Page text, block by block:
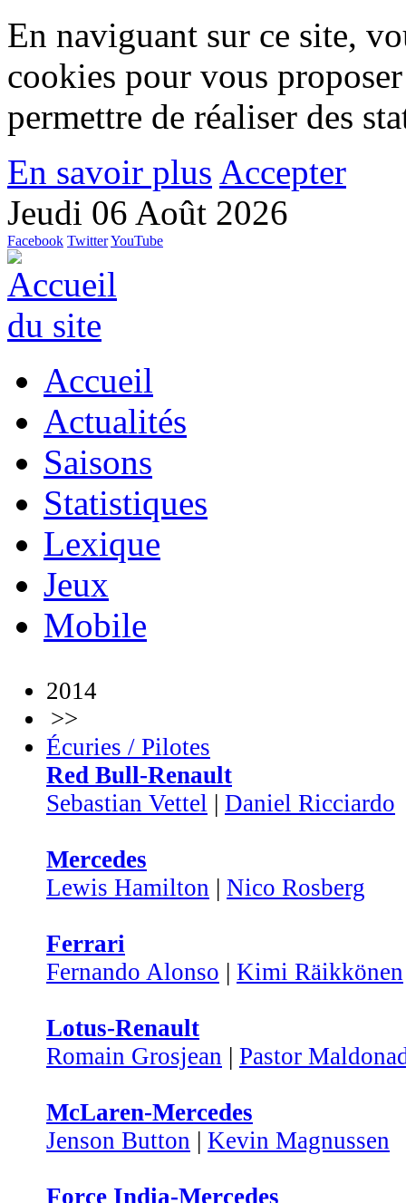
En naviguant sur ce site,
cookies pour vous
permettre de réaliser des
En savoir plus Accepter
Jeudi 06 Août 2026
Facebook TwitterYouTube
Accueil
Actualités
Saisons
Statistiques
Lexique
Jeux
Mobile
2014
>>
Écuries / Pilotes
Red Bull-Renault
Sebastian Vettel | Daniel Ricciardo
Mercedes
Lewis Hamilton | Nico Rosberg
Ferrari
Fernando Alonso | Kimi Räikkönen
Lotus-Renault
Romain Grosjean | Pastor
McLaren-Mercedes
Jenson Button | Kevin Magnussen
Force India-Mercedes